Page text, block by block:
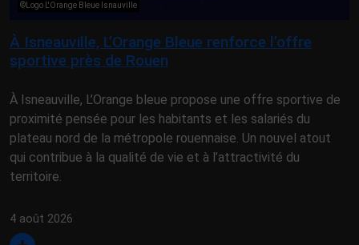
©Logo L'Orange Bleue Isnauville
À Isneauville, L’Orange Bleue renforce l’offre
sportive près de Rouen
À Isneauville, L’Orange bleue propose une offre sportive de
proximité pensée pour les habitants et les salariés du
plateau nord de la métropole rouennaise. Un nouvel atout
qui contribue à la qualité de vie et à l’attractivité du
territoire.
4 août 2026